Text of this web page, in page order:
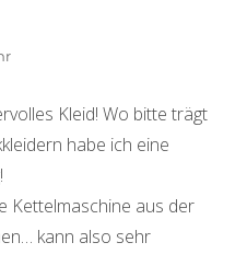
Kleid! Wo bitte trägt
habe ich eine
Kettelmaschine aus der
kann also sehr